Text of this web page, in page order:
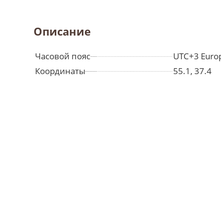
Описание
Часовой пояс
UTC+3
Координаты
55.1, 37.4